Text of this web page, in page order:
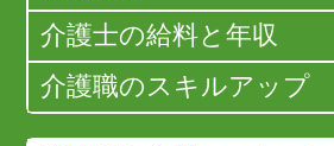
介護士の給料と年収
介護職のスキルアップ